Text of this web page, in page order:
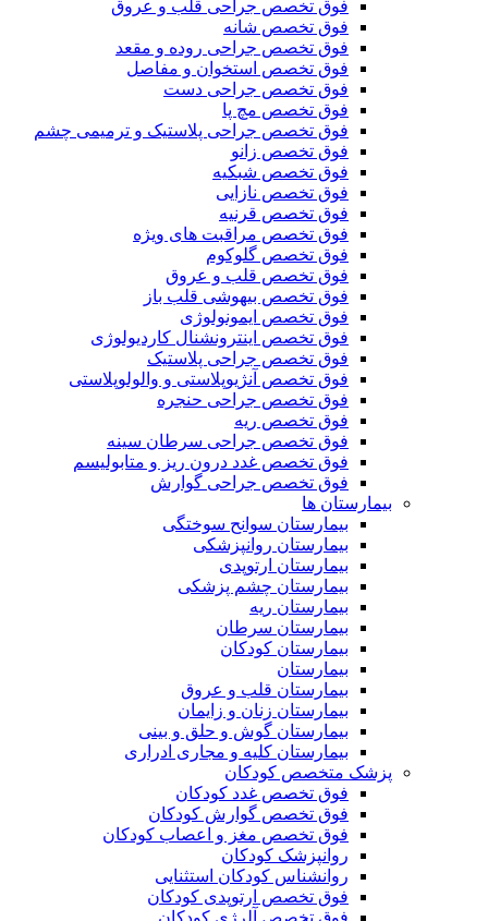
فوق تخصص جراحی قلب و عروق
فوق تخصص شانه
فوق تخصص جراحی روده و مقعد
فوق تخصص استخوان و مفاصل
فوق تخصص جراحی دست
فوق تخصص مچ پا
فوق تخصص جراحی پلاستیک و ترمیمی چشم
فوق تخصص زانو
فوق تخصص شبکیه
فوق تخصص نازایی
فوق تخصص قرنیه
فوق تخصص مراقبت های ویژه
فوق تخصص گلوکوم
فوق تخصص قلب و عروق
فوق تخصص بیهوشی قلب باز
فوق تخصص ایمونولوژی
فوق تخصص اینترونشنال کاردیولوژی
فوق تخصص جراحی پلاستیک
فوق تخصص آنژیوپلاستی و والولوپلاستی
فوق تخصص جراحی حنجره
فوق تخصص ریه
فوق تخصص جراحی سرطان سینه
فوق تخصص غدد درون ریز و متابولیسم
فوق تخصص جراحی گوارش
بیمارستان ها
بیمارستان سوانح سوختگی
بیمارستان روانپزشکی
بیمارستان ارتوپدی
بیمارستان چشم پزشکی
بیمارستان ریه
بیمارستان سرطان
بیمارستان کودکان
بیمارستان
بیمارستان قلب و عروق
بیمارستان زنان و زایمان
بیمارستان گوش و حلق و بینی
بیمارستان کلیه و مجاری ادراری
پزشک متخصص کودکان
فوق تخصص غدد کودکان
فوق تخصص گوارش کودکان
فوق تخصص مغز و اعصاب کودکان
روانپزشک کودکان
روانشناس کودکان استثنایی
فوق تخصص ارتوپدی کودکان